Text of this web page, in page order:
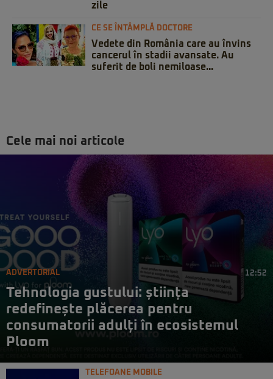
zile
CE SE ÎNTÂMPLĂ DOCTORE
Vedete din România care au învins
cancerul în stadii avansate. Au
suferit de boli nemiloase...
Cele mai noi articole
ADVERTORIAL 12:52
Tehnologia gustului: știința
redefinește plăcerea pentru
consumatorii adulți în ecosistemul
Ploom
TELEFOANE MOBILE